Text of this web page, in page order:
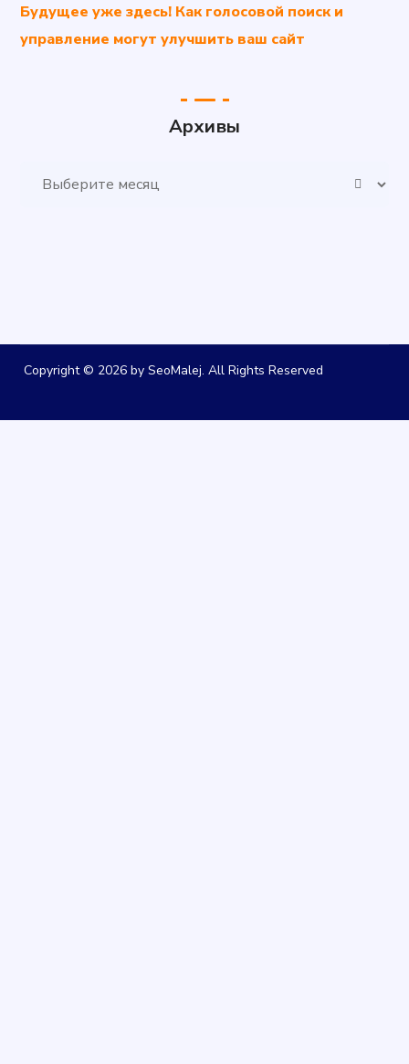
Будущее уже здесь! Как голосовой поиск и
управление могут улучшить ваш сайт
Архивы
Архивы
Copyright © 2026 by SeoMalej. All Rights Reserved